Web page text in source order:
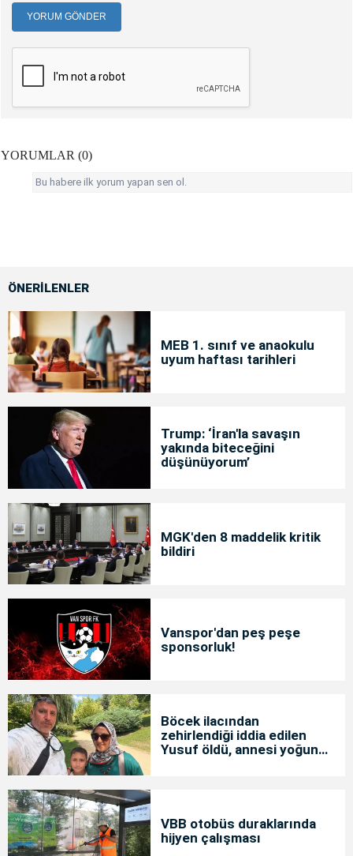
YORUM GÖNDER
YORUMLAR (0)
Bu habere ilk yorum yapan sen ol.
ÖNERİLENLER
MEB 1. sınıf ve anaokulu
uyum haftası tarihleri
Trump: ‘İran'la savaşın
yakında biteceğini
düşünüyorum’
MGK'den 8 maddelik kritik
bildiri
Vanspor'dan peş peşe
sponsorluk!
Böcek ilacından
zehirlendiği iddia edilen
Yusuf öldü, annesi yoğun
VBB otobüs duraklarında
hijyen çalışması